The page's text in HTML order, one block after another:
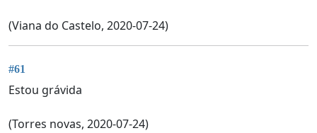
(Viana do Castelo, 2020-07-24)
#61
Estou grávida
(Torres novas, 2020-07-24)